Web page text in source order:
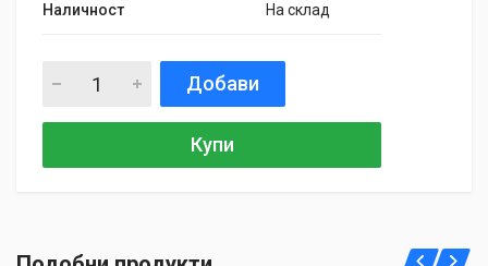
Наличност
На склад
Добави
Купи